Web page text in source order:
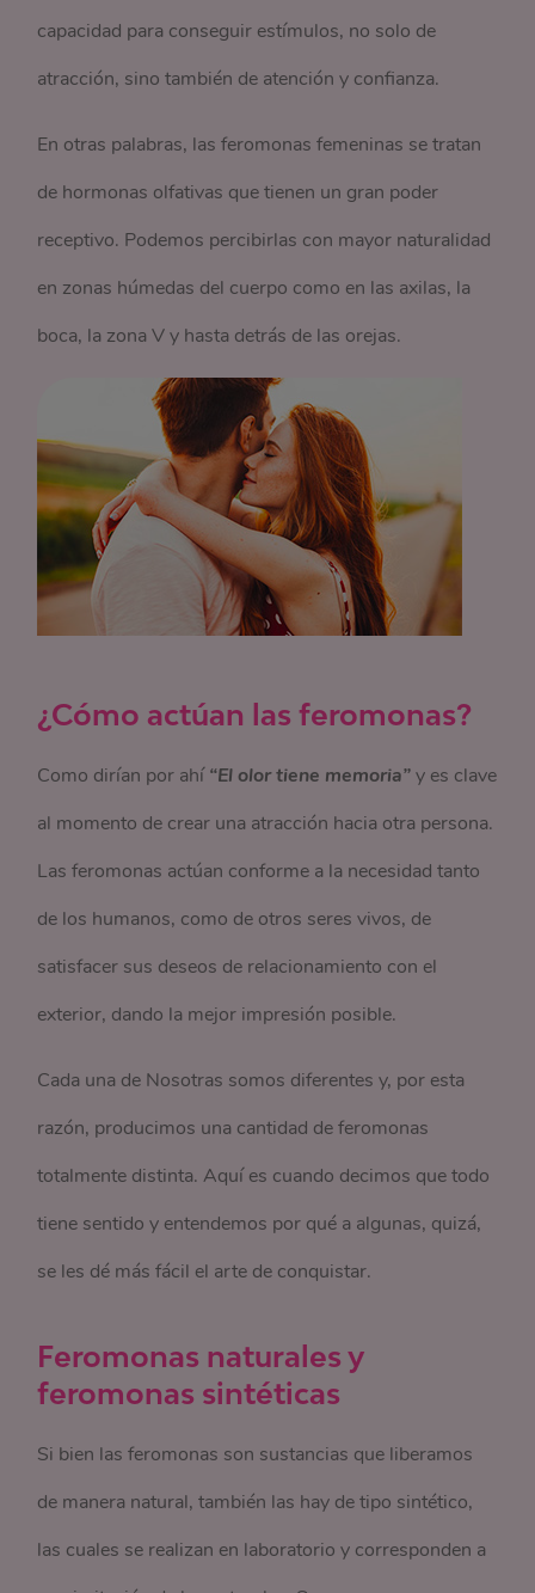
capacidad para conseguir estímulos, no solo de
atracción, sino también de atención y confianza.
En otras palabras, las feromonas femeninas se tratan
de hormonas olfativas que tienen un gran poder
receptivo. Podemos percibirlas con mayor naturalidad
en zonas húmedas del cuerpo como en las axilas, la
boca, la zona V y hasta detrás de las orejas.
¿Cómo actúan las feromonas?
Como dirían por ahí“El olor tiene memoria”y es clave
al momento de crear una atracción hacia otra persona.
Las feromonas actúan conforme a la necesidad tanto
de los humanos, como de otros seres vivos, de
satisfacer sus deseos de relacionamiento con el
exterior, dando la mejor impresión posible.
Cada una de Nosotras somos diferentes y, por esta
razón, producimos una cantidad de feromonas
totalmente distinta. Aquí es cuando decimos que todo
tiene sentido y entendemos por qué a algunas, quizá,
se les dé más fácil el arte de conquistar.
Feromonas naturales y
feromonas sintéticas
Si bien las feromonas son sustancias que liberamos
de manera natural, también las hay de tipo sintético,
las cuales se realizan en laboratorio y corresponden a